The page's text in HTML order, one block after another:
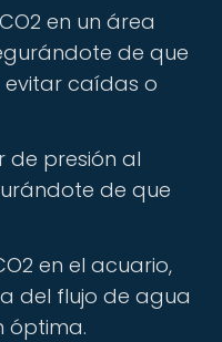
en un área
de que
evitar caídas o
de presión al
de que
en el acuario,
del flujo de agua
óptima.